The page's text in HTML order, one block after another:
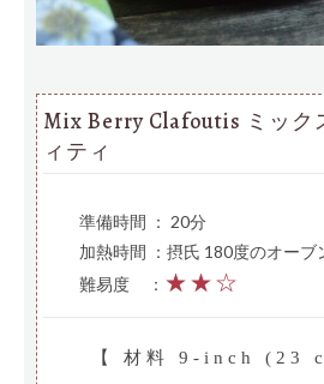
Mix Berry Clafoutis ミック
ィティ
準備時間 ： 20分
加熱時間 ：摂氏 180度のオーブ
難易度
： ★★☆
【 材料 9-inch (23